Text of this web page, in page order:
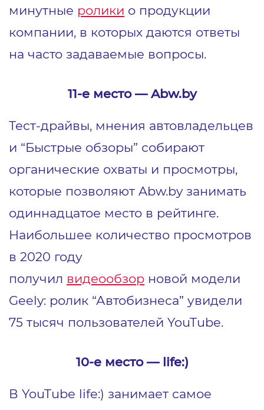
минутные ролики о продукции
компании, в которых даются ответы
на часто задаваемые вопросы.
11-е место ― Abw.by
Тест-драйвы, мнения автовладельцев
и “Быстрые обзоры” собирают
органические охваты и просмотры,
которые позволяют Abw.by занимать
одиннадцатое место в рейтинге.
Наибольшее количество просмотров
в 2020 году
получил видеообзор новой модели
Geely: ролик “Автобизнеса” увидели
75 тысяч пользователей YouTube.
10-е место ― life:)
В YouTube life:) занимает самое